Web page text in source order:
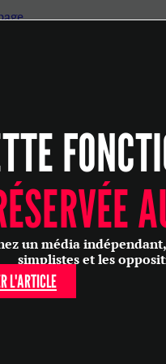
un média
simplistes et les
L'ARTICLE